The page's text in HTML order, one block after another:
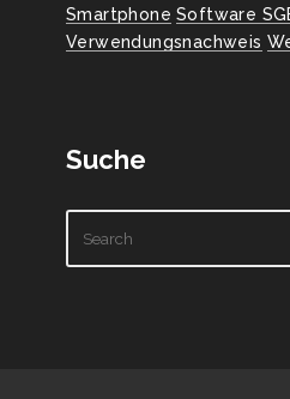
Smartphone Software
Verwendungsnachweis
Suche